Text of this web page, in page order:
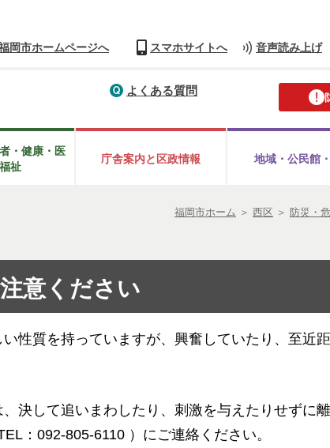
岡市ホームページへ スマホサイトへ 音声読み上げ
よくある質問
・健康・医
祉
庁舎案内と区政情報 地域・公民館
福岡市ホーム ＞ 西区 ＞ 防災・
意ください
性質を持っていますが、興奮していたり、至近
決して追いまわしたり、刺激を与えたりせずに
：092-805-6110 ）にご連絡ください。